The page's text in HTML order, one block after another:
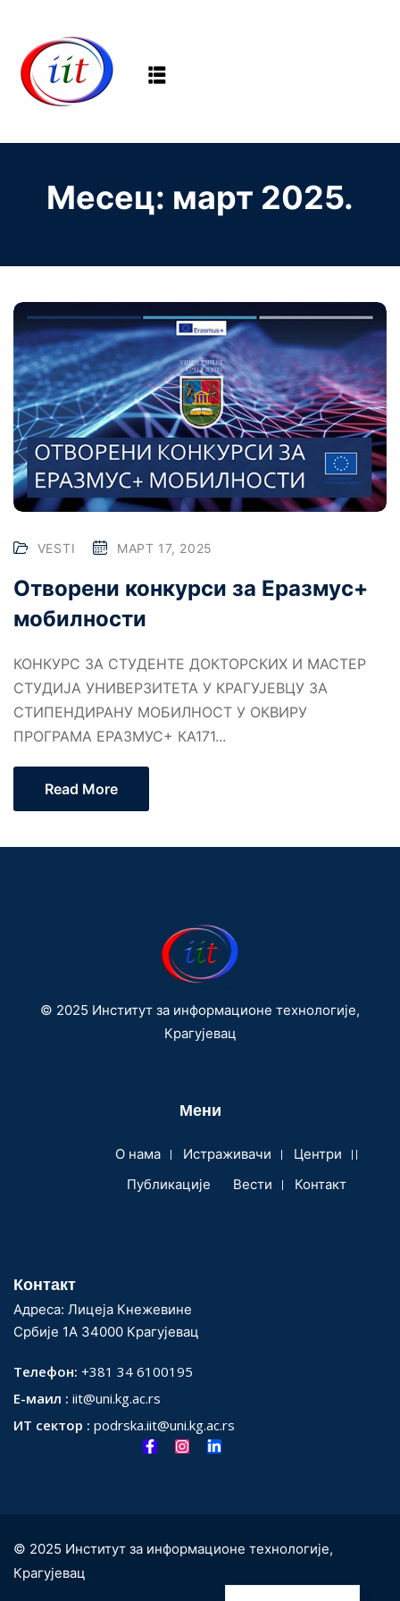
Месец: март 2025.
VESTI МАРТ 17, 2025
Oтворени конкурси за Еразмус+
мобилности
КОНКУРС ЗА СТУДЕНТЕ ДОКТОРСКИХ И МАСТЕР
СТУДИЈА УНИВЕРЗИТЕТА У КРАГУЈЕВЦУ ЗА
СТИПЕНДИРАНУ МОБИЛНОСТ У ОКВИРУ
ПРОГРАМА ЕРАЗМУС+ КА171...
Read More
© 2025 Институт за информационе технологије,
Крагујевац
Мени
О нама Истраживачи
Центри
Публикације
Вести Контакт
Контакт
Адреса: Лицеја Кнежевине
Србије 1А 34000 Крагујевац
Телефон: +381 34 6100195
Е-маил : iit@uni.kg.ac.rs
ИТ сектор : podrska.iit@uni.kg.ac.rs
© 2025 Институт за информационе технологије,
Крагујевац